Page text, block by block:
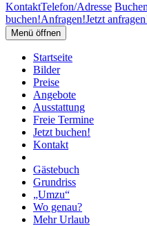
KontaktTelefon/Adresse
buchen!Anfragen!Jetzt
Menü öffnen
Startseite
Bilder
Preise
Angebote
Ausstattung
Freie Termine
Jetzt buchen!
Kontakt
Gästebuch
Grundriss
„Umzu“
Wo genau?
Mehr Urlaub